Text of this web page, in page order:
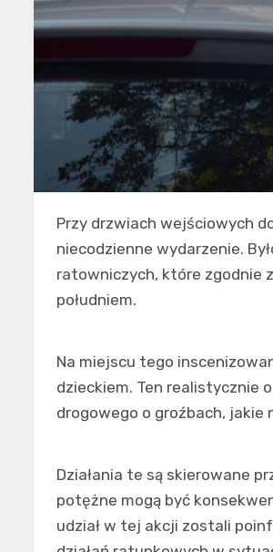
Przy drzwiach wejściowych
niecodzienne wydarzenie.
ratowniczych, które zgodnie
południem.
Na miejscu tego
dzieckiem. Ten realistycznie
drogowego o groźbach, jakie
Działania te są skierowane
potężne mogą być
udział w tej akcji zostali